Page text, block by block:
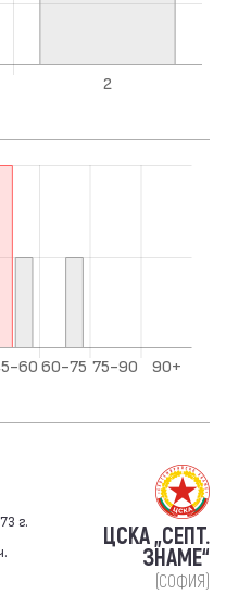
г.
ЦСКА „СЕПТ.
ЗНАМЕ“
(СОФИЯ)